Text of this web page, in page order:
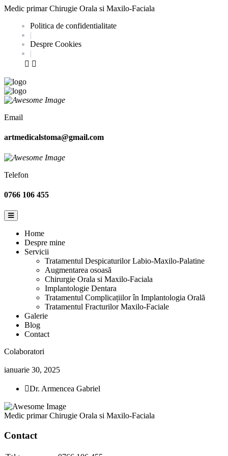
Medic primar Chirugie Orala si Maxilo-Faciala
Politica de confidentialitate
|
Despre Cookies
|
Email
artmedicalstoma@gmail.com
Telefon
0766 106 455
Home
Despre mine
Servicii
Tratamentul Despicaturilor Labio-Maxilo-Palatine
Augmentarea osoasă
Chirurgie Orala si Maxilo-Faciala
Implantologie Dentara
Tratamentul Complicațiilor în Implantologia Orală
Tratamentul Fracturilor Maxilo-Faciale
Galerie
Blog
Contact
Colaboratori
ianuarie 30, 2025
Dr. Armencea Gabriel
Medic primar Chirugie Orala si Maxilo-Faciala
Contact